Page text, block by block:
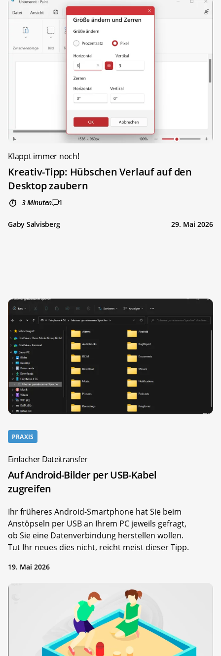
Klappt immer noch!
Kreativ-Tipp: Hübschen Verlauf auf den
Desktop zaubern
3 Minuten 1
Gaby Salvisberg 29. Mai 2026
PRAXIS
Einfacher Dateitransfer
Auf Android-Bilder per USB-Kabel
zugreifen
Ihr früheres Android-Smartphone hat Sie beim
Anstöpseln per USB an Ihrem PC jeweils gefragt,
ob Sie eine Datenverbindung herstellen wollen.
Tut Ihr neues dies nicht, reicht meist dieser Tipp.
19. Mai 2026